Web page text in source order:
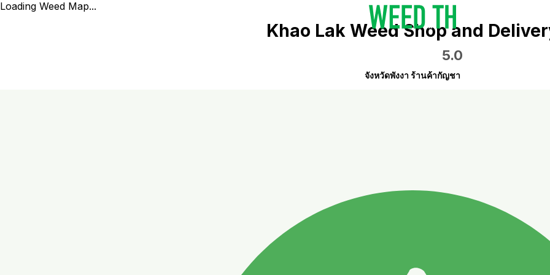
Loading Weed Map...
Khao Lak Weed Shop and
5.0
จังหวัดพังงา ร้านค้ากัญชา